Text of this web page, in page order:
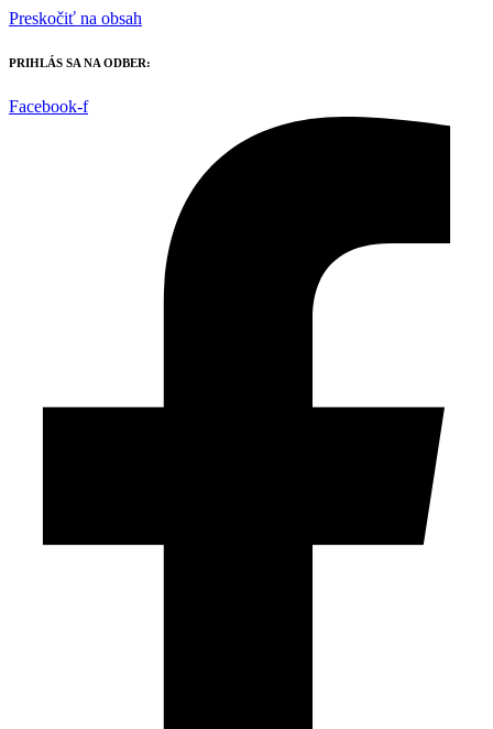
Preskočiť na obsah
PRIHLÁS SA NA ODBER:
Facebook-f